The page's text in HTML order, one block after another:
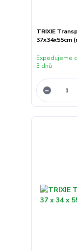
TRIXIE
37x34x55cm
Expedujeme
3 dnů